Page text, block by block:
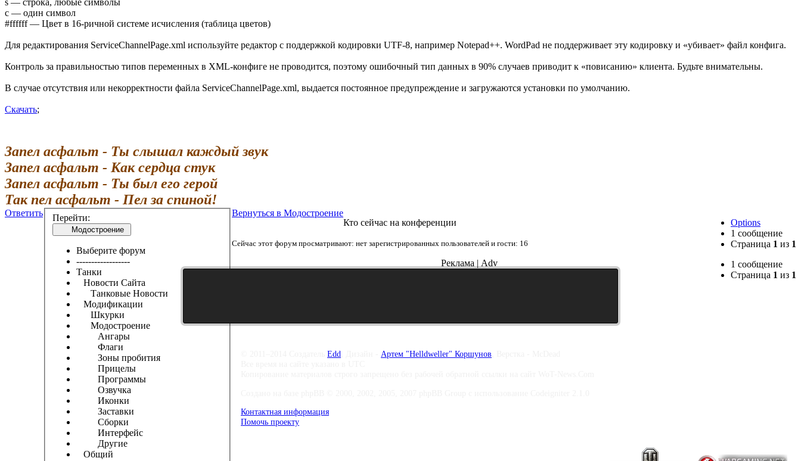
s — строка, любые символы
с — один символ
#ffffff — Цвет в 16-ричной системе исчисления (таблица цветов)
Для редактирования ServiceChannelPage.xml используйте редактор с поддержкой кодировки UTF-8, например Notepad++. WordPad не поддерживает эту кодировку и «убивает» файл конфига.
Контроль за правильностью типов переменных в XML-конфиге не проводится, поэтому ошибочный тип данных в 90% случаев приводит к «повисанию» клиента. Будьте внимательны.
В случае отсутствия или некорректности файла ServiceChannelPage.xml, выдается постоянное предупреждение и загружаются установки по умолчанию.
Скачать;
Запел асфальт - Ты слышал каждый звук
Запел асфальт - Как сердца стук
Запел асфальт - Ты был его герой
Так пел асфальт - Пел за спиной!
Ответить
Options
1 сообщение
Страница 1 из 1
1 сообщение
Страница 1 из 1
Перейти:
Модостроение
Выберите форум
------------------
Танки
Новости Сайта
Танковые Новости
Модификации
Шкурки
Модостроение
Ангары
Флаги
Зоны пробития
Прицелы
Программы
Озвучка
Иконки
Заставки
Сборки
Интерфейс
Другие
Общий
Вернуться в Модостроение
Кто сейчас на конференции
Сейчас этот форум просматривают: нет зарегистрированных пользователей и гости: 16
Реклама | Adv
Edd Артем "Helldweller" Коршунов
Контактная информация
Помочь проекту